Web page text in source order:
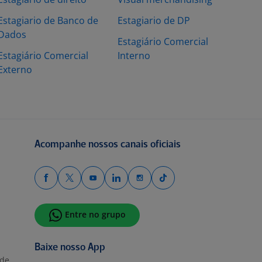
de Banco de
Comercial
Estagiario de DP
Estagiário Comercial
Interno
Acompanhe nossos canais oficiais
Entre no grupo
Baixe nosso App